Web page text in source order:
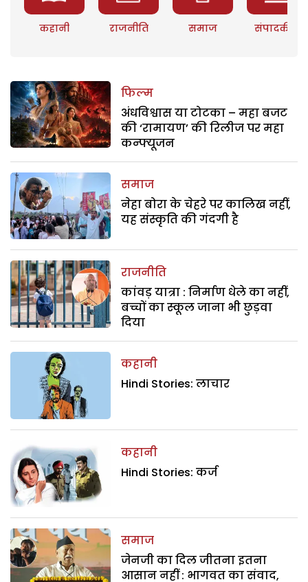
कहानी राजनीति समाज संपादकीय
फिल्म
अंधविश्वास या टोटका – महा बजट
की ‘रामायण’ की रिलीज पर महा
कन्फ्यूजन
समाज
नेहा बोरा के चेहरे पर कालिख नहीं,
यह संस्कृति की गंदगी है
राजनीति
कांवड़ यात्रा : निर्माण धेले का नहीं,
बच्चों का स्कूल जाना भी छुड़वा
दिया
कहानी
Hindi Stories: लाचार
कहानी
Hindi Stories: कर्ज
समाज
जेनजी का दिल जीतना इतना
आसान नहीं : भागवत का संवाद,